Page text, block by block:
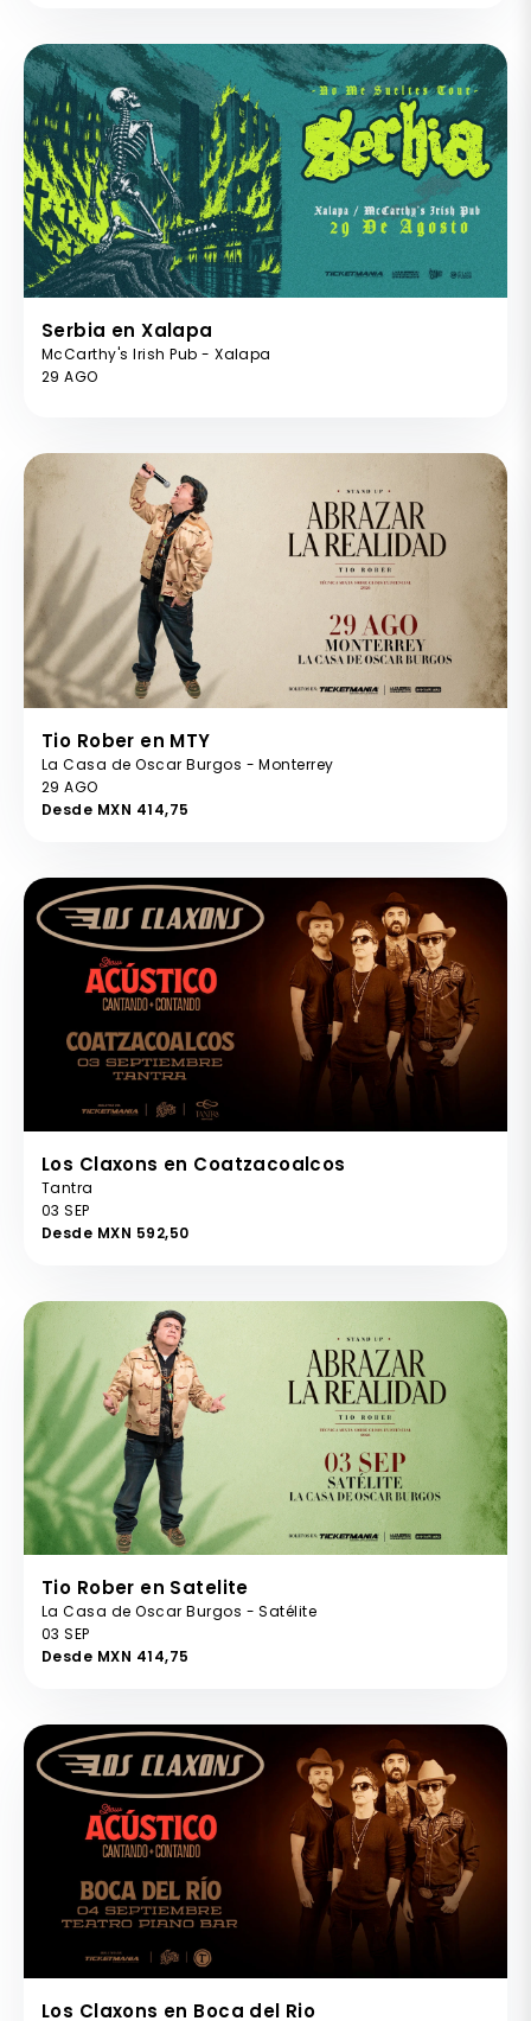
Serbia en Xalapa
McCarthy's Irish Pub - Xalapa
29 AGO
Tio Rober en MTY
La Casa de Oscar Burgos - Monterrey
29 AGO
Desde MXN 414,75
Los Claxons en Coatzacoalcos
Tantra
03 SEP
Desde MXN 592,50
Tio Rober en Satelite
La Casa de Oscar Burgos - Satélite
03 SEP
Desde MXN 414,75
Los Claxons en Boca del Rio